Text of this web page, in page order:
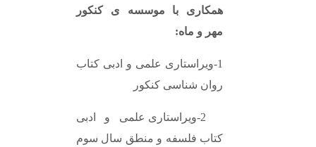
همکاری با موسسه ی کنکور
مهر و ماه:
1-ویراستاری علمی و ادبی کتاب
روان شناسی کنکور
2-ویراستاری علمی و ادبی
کتاب فلسفه و منطق سال سوم